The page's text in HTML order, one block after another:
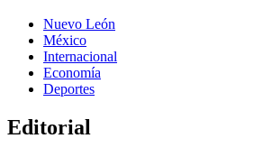
Nuevo León
México
Internacional
Economía
Deportes
Editorial